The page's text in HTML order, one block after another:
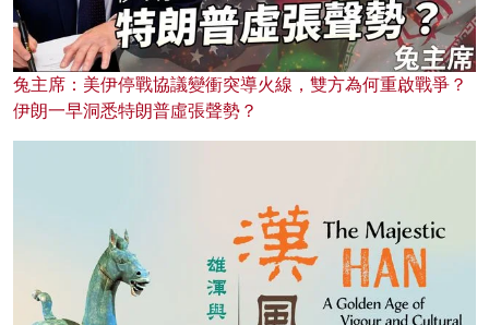
兔主席：美伊停戰協議變衝突導火線，雙方為何重啟戰爭？
伊朗一早洞悉特朗普虛張聲勢？